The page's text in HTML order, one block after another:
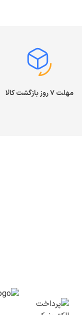
مهلت ۷ روز بازگشت کالا